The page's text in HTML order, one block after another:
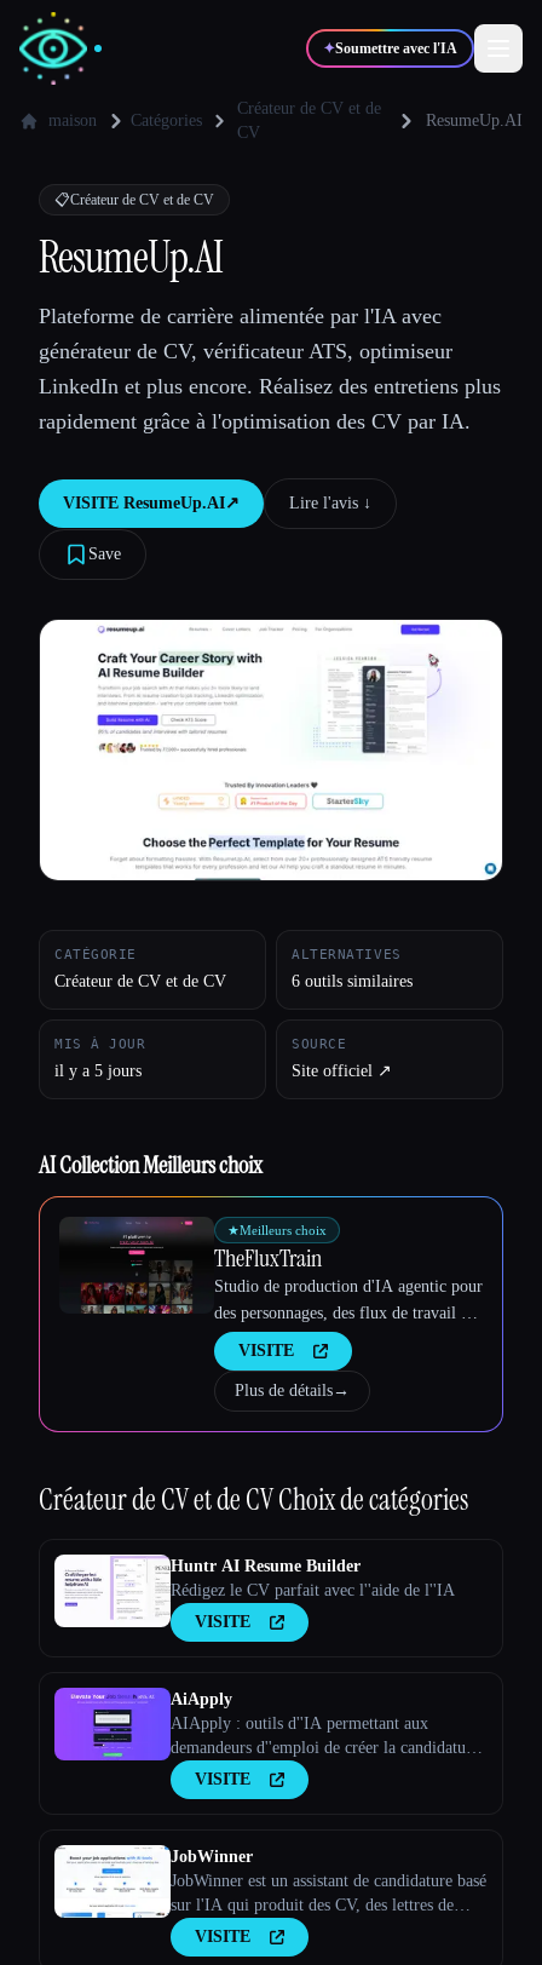
✦Soumettre avec l'IA
💻Développeurs
🎓Étudiants 🎬Créateurs
Comparer les outils
maison Catégories
Créateur de CV et de
CV
ResumeUp.AI
📋Créateur de CV et de CV
ResumeUp.AI
Plateforme de carrière alimentée par l'IA avec
générateur de CV, vérificateur ATS, optimiseur
LinkedIn et plus encore. Réalisez des entretiens plus
rapidement grâce à l'optimisation des CV par IA.
VISITE ResumeUp.AI↗︎ Lire l'avis ↓︎
Save
CATÉGORIE
Créateur de CV et de CV
ALTERNATIVES
6 outils similaires
MIS À JOUR
il y a 5 jours
SOURCE
Site officiel ↗︎
AI Collection Meilleurs choix
★Meilleurs choix
TheFluxTrain
Studio de production d'IA agentic pour
des personnages, des flux de travail et
des vidéos cohérents
VISITE
Plus de détails→
Créateur de CV et de CVChoix de catégories
Huntr AI Resume Builder
Rédigez le CV parfait avec l''aide de l''IA
VISITE
AiApply
AIApply : outils d''IA permettant aux
demandeurs d''emploi de créer la candidature
parfaiteVISITE
JobWinner
JobWinner est un assistant de candidature basé
sur l'IA qui produit des CV, des lettres de
motivation et des documents de préparation
aux entretiens sur mesure.
VISITE